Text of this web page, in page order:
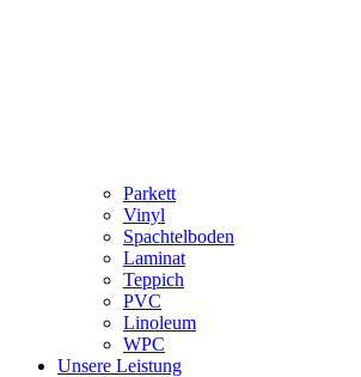
Parkett
Vinyl
Spachtelboden
Laminat
Teppich
PVC
Linoleum
WPC
Unsere Leistung